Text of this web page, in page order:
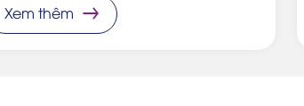
và được cấp bằng Đại học có giá
quốc tế.
Xem thêm